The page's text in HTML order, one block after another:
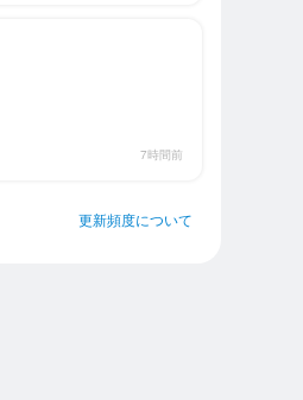
7時間前
更新頻度について